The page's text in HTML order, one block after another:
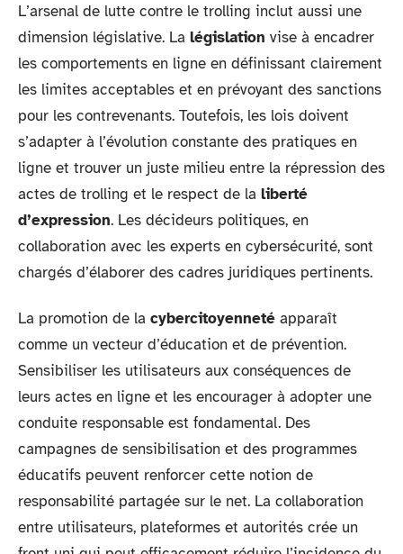
L’arsenal de lutte contre le trolling inclut aussi une
dimension législative. La législation vise à encadrer
les comportements en ligne en définissant clairement
les limites acceptables et en prévoyant des sanctions
pour les contrevenants. Toutefois, les lois doivent
s’adapter à l’évolution constante des pratiques en
ligne et trouver un juste milieu entre la répression des
actes de trolling et le respect de la liberté
d’expression. Les décideurs politiques, en
collaboration avec les experts en cybersécurité, sont
chargés d’élaborer des cadres juridiques pertinents.
La promotion de la cybercitoyenneté apparaît
comme un vecteur d’éducation et de prévention.
Sensibiliser les utilisateurs aux conséquences de
leurs actes en ligne et les encourager à adopter une
conduite responsable est fondamental. Des
campagnes de sensibilisation et des programmes
éducatifs peuvent renforcer cette notion de
responsabilité partagée sur le net. La collaboration
entre utilisateurs, plateformes et autorités crée un